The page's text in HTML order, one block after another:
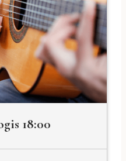
18:00